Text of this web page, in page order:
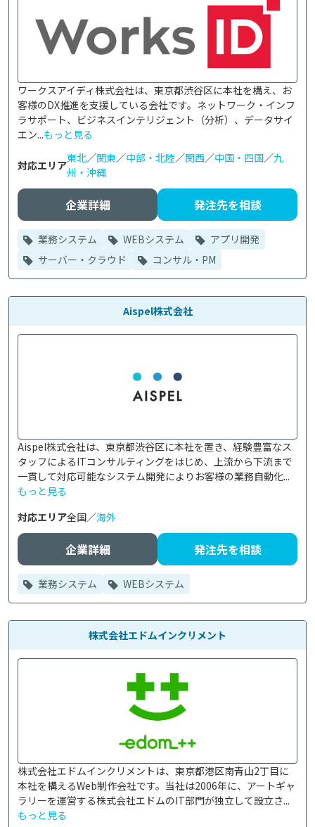
ワークスアイディ株式会社は、東京都渋谷区に本社を構え、お
客様のDX推進を支援している会社です。ネットワーク・インフ
ラサポート、ビジネスインテリジェント（分析）、データサイ
エン...もっと見る
対応エリア
東北／関東／中部・北陸／関西／中国・四国／九
州・沖縄
企業詳細 発注先を相談
業務システム WEBシステム
アプリ開発
サーバー・クラウド
コンサル・PM
Aispel株式会社
Aispel株式会社は、東京都渋谷区に本社を置き、経験豊富なス
タッフによるITコンサルティングをはじめ、上流から下流まで
一貫して対応可能なシステム開発によりお客様の業務自動化...
もっと見る
対応エリア全国／海外
企業詳細 発注先を相談
業務システム WEBシステム
株式会社エドムインクリメント
株式会社エドムインクリメントは、東京都港区南青山2丁目に
本社を構えるWeb制作会社です。当社は2006年に、アートギャ
ラリーを運営する株式会社エドムのIT部門が独立して設立さ...
もっと見る